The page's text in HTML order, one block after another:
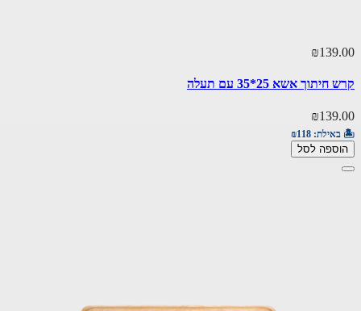
₪139.00
קרש חיתוך אשא 25*35 עם תעלה
₪139.00
🏝️ באילת: ₪118
הוספה לסל